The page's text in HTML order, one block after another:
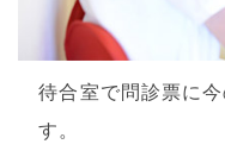
待合室で問診票に
す。